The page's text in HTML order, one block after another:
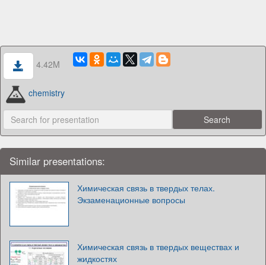
4.42M
chemistry
Similar presentations:
Химическая связь в твердых телах.
Экзаменационные вопросы
Химическая связь в твердых веществах и
жидкостях